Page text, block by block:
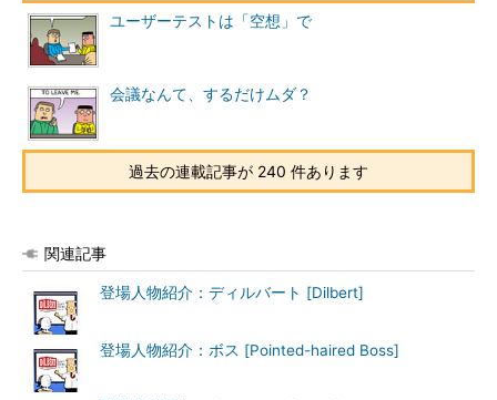
ユーザーテストは「空想」で
会議なんて、するだけムダ？
過去の連載記事が 240 件あります
関連記事
登場人物紹介：ディルバート [Dilbert]
登場人物紹介：ボス [Pointed-haired Boss]